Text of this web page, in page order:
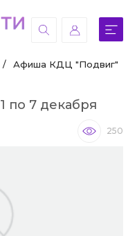
/
Афиша КДЦ "Подвиг"
по 7 декабря
250